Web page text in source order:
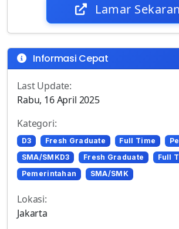
Lamar
Informasi Cepat
Last Update:
Rabu, 16 April 2025
Kategori:
D3 Fresh Graduate Full Time
SMA/SMKD3
Fresh Graduate
Full
Pemerintahan
SMA/SMK
Lokasi:
Jakarta